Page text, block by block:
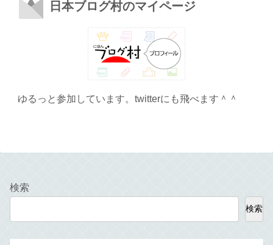
日本ブログ村のマイページ
ゆるっと参加しています。twitterにも飛べます＾＾
検索
検索